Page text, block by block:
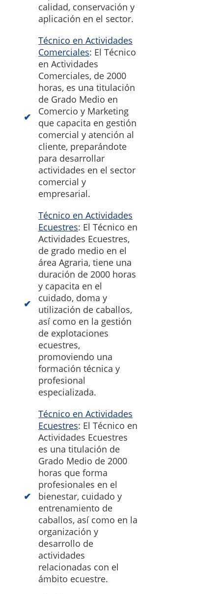
calidad, conservación y
aplicación en el sector.
Técnico en Actividades
Comerciales: El Técnico
en Actividades
Comerciales, de 2000
horas, es una titulación
de Grado Medio en
Comercio y Marketing
que capacita en gestión
comercial y atención al
cliente, preparándote
para desarrollar
actividades en el sector
comercial y
empresarial.
Técnico en Actividades
Ecuestres: El Técnico en
Actividades Ecuestres,
de grado medio en el
área Agraria, tiene una
duración de 2000 horas
y capacita en el
cuidado, doma y
utilización de caballos,
así como en la gestión
de explotaciones
ecuestres,
promoviendo una
formación técnica y
profesional
especializada.
Técnico en Actividades
Ecuestres: El Técnico en
Actividades Ecuestres
es una titulación de
Grado Medio de 2000
horas que forma
profesionales en el
bienestar, cuidado y
entrenamiento de
caballos, así como en la
organización y
desarrollo de
actividades
relacionadas con el
ámbito ecuestre.